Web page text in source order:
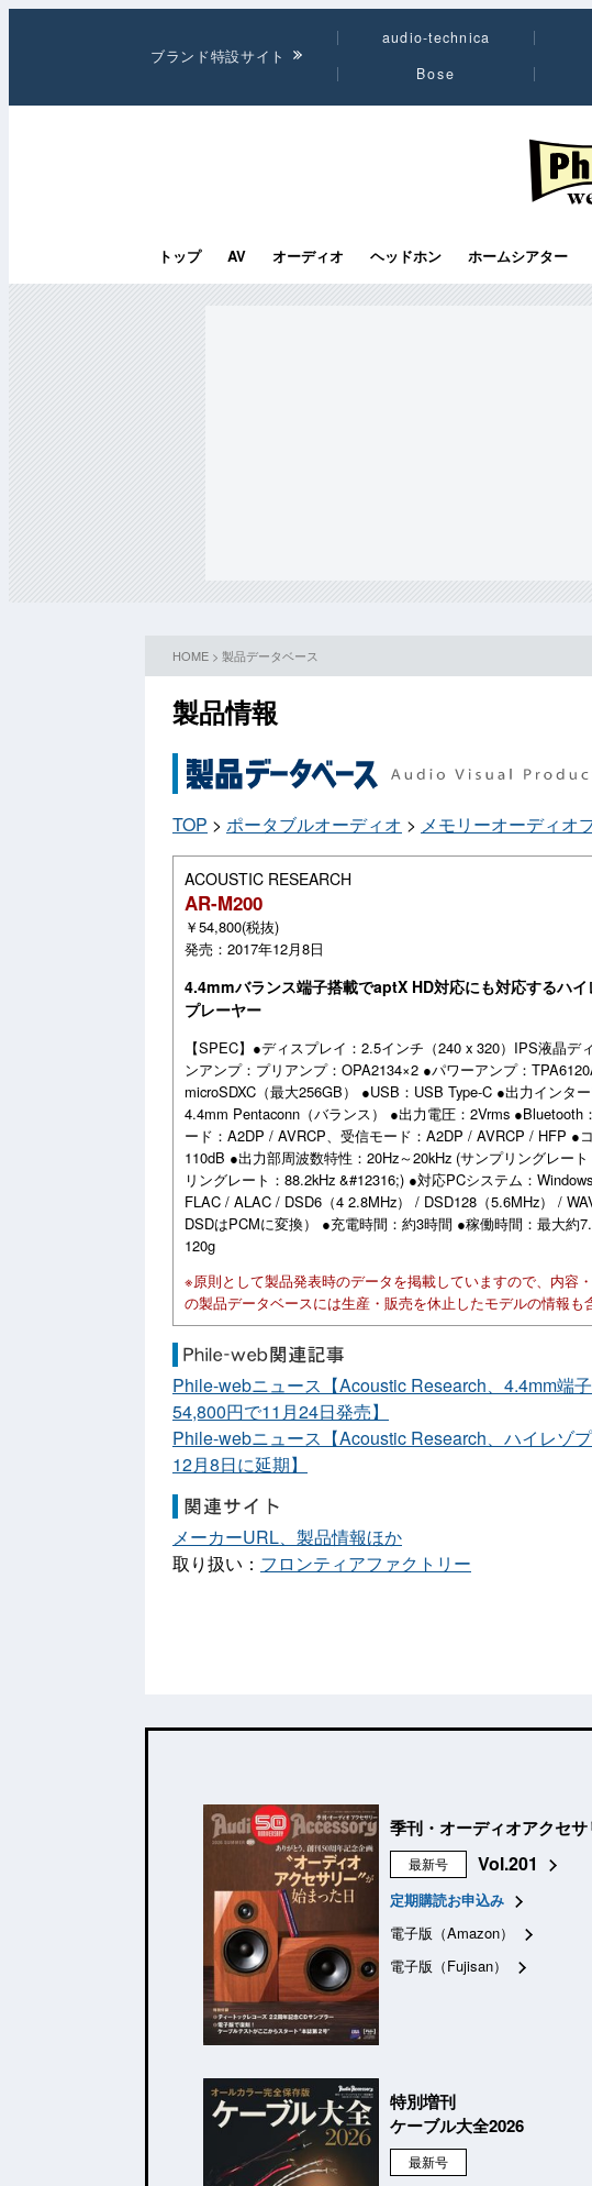
ブランド特設サイト
audio-technica
Bose
PHILE
トップ AV オーディオ ヘッドホン ホームシアター
HOME > 製品データベース
製品情報
TOP > ポータブルオーディオ > メモリーオーディオ
ACOUSTIC RESEARCH
AR-M200
￥54,800(税抜)
発売：2017年12月8日
4.4mmバランス端子搭載でaptX HD対応にも対応するハイ
プレーヤー
【SPEC】●ディスプレイ：2.5インチ（240 x 320）IPS液晶
ンアンプ：プリアンプ：OPA2134×2 ●パワーアンプ：
microSDXC（最大256GB） ●USB：USB Type-C ●出力インタ
4.4mm Pentaconn（バランス） ●出力電圧：2Vrms
ード：A2DP / AVRCP、受信モード：A2DP / AVRCP / HFP ●
110dB ●出力部周波数特性：20Hz～20kHz (サンプリングレー
リングレート：88.2kHz &#12316;) ●対応PCシステム：
FLAC / ALAC / DSD6（4 2.8MHz） / DSD128（5.6MHz） /
DSDはPCMに変換） ●充電時間：約3時間 ●稼働時間：最大約
120g
※原則として製品発表時のデータを掲載していますので、内容
の製品データベースには生産・販売を休止したモデルの情報も
Phile-webニュース【Acoustic Research、4.4mm端
54,800円で11月24日発売】
Phile-webニュース【Acoustic Research、ハイレゾ
12月8日に延期】
メーカーURL、製品情報ほか
取り扱い： フロンティアファクトリー
季刊・オーディオアクセ
最新号 Vol.201
定期購読お申込み
電子版（Amazon）
電子版（Fujisan）
特別増刊
ケーブル大全2026
最新号